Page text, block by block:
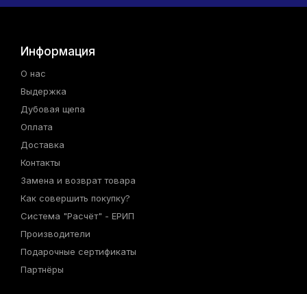
Информация
О нас
Выдержка
Дубовая щепа
Оплата
Доставка
Контакты
Замена и возврат товара
Как совершить покупку?
Система "Расчёт" - ЕРИП
Производители
Подарочные сертификаты
Партнёры